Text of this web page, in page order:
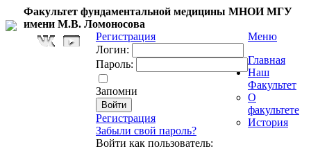
Факультет фундаментальной медицины МНОИ МГУ
имени М.В. Ломоносова
Регистрация
Логин:
Пароль:
Запомни
Регистрация
Забыли свой пароль?
Войти как пользователь:
Меню
Главная
Наш
Факультет
О
факультете
История